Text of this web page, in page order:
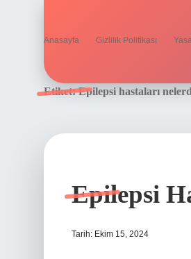
Anasayfa Gizlilik Politikası
Etiket:Epilepsi hastaları
Epilepsi
Tarih: Ekim 15, 2024